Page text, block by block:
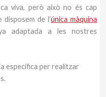
viva, però això no és cap
de l’única màquina
adaptada a les nostres
específica per realitzar